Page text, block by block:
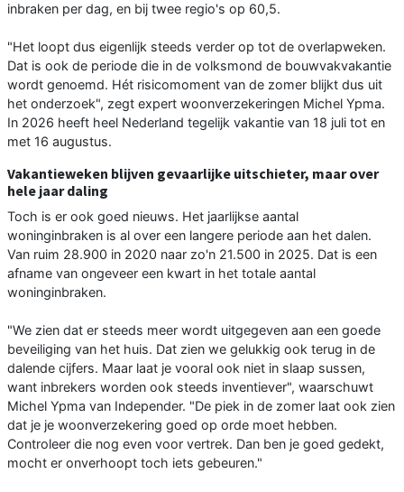
inbraken per dag, en bij twee regio's op 60,5.
"Het loopt dus eigenlijk steeds verder op tot de overlapweken.
Dat is ook de periode die in de volksmond de bouwvakvakantie
wordt genoemd. Hét risicomoment van de zomer blijkt dus uit
het onderzoek", zegt expert woonverzekeringen Michel Ypma.
In 2026 heeft heel Nederland tegelijk vakantie van 18 juli tot en
met 16 augustus.
Vakantieweken blijven gevaarlijke uitschieter, maar over
hele jaar daling
Toch is er ook goed nieuws. Het jaarlijkse aantal
woninginbraken is al over een langere periode aan het dalen.
Van ruim 28.900 in 2020 naar zo'n 21.500 in 2025. Dat is een
afname van ongeveer een kwart in het totale aantal
woninginbraken.
"We zien dat er steeds meer wordt uitgegeven aan een goede
beveiliging van het huis. Dat zien we gelukkig ook terug in de
dalende cijfers. Maar laat je vooral ook niet in slaap sussen,
want inbrekers worden ook steeds inventiever", waarschuwt
Michel Ypma van Independer. "De piek in de zomer laat ook zien
dat je je woonverzekering goed op orde moet hebben.
Controleer die nog even voor vertrek. Dan ben je goed gedekt,
mocht er onverhoopt toch iets gebeuren."